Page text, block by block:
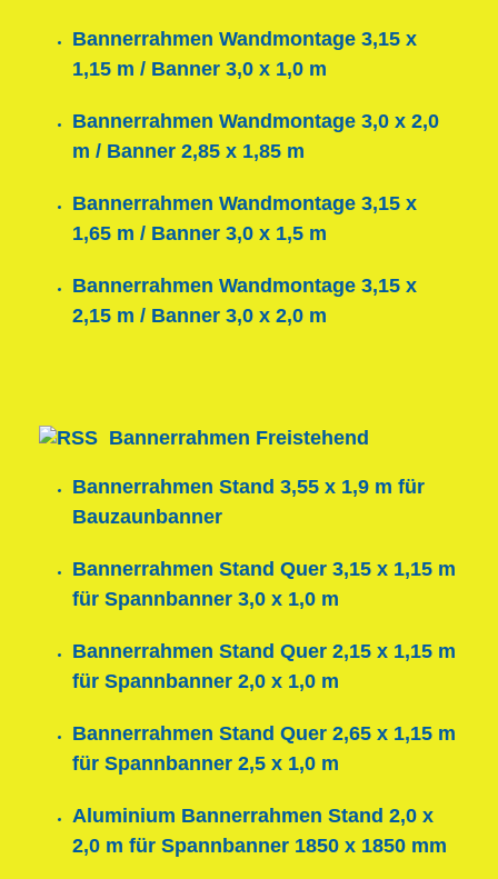
Bannerrahmen Wandmontage 3,15 x
1,15 m / Banner 3,0 x 1,0 m
Bannerrahmen Wandmontage 3,0 x 2,0
m / Banner 2,85 x 1,85 m
Bannerrahmen Wandmontage 3,15 x
1,65 m / Banner 3,0 x 1,5 m
Bannerrahmen Wandmontage 3,15 x
2,15 m / Banner 3,0 x 2,0 m
Bannerrahmen Freistehend
Bannerrahmen Stand 3,55 x 1,9 m für
Bauzaunbanner
Bannerrahmen Stand Quer 3,15 x 1,15 m
für Spannbanner 3,0 x 1,0 m
Bannerrahmen Stand Quer 2,15 x 1,15 m
für Spannbanner 2,0 x 1,0 m
Bannerrahmen Stand Quer 2,65 x 1,15 m
für Spannbanner 2,5 x 1,0 m
Aluminium Bannerrahmen Stand 2,0 x
2,0 m für Spannbanner 1850 x 1850 mm